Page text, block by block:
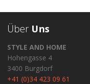
Über Uns
STYLE AND HOME
Hohengasse 4
3400 Burgdorf
+41 (0)34 423 09 61